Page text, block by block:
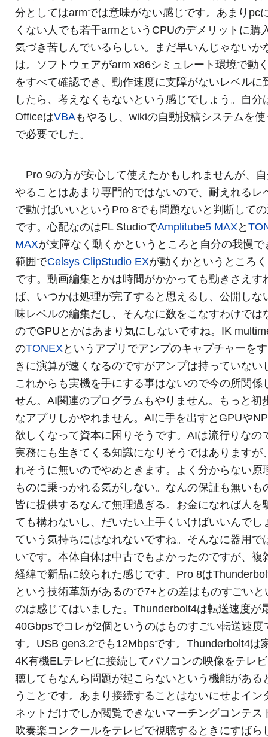
分としてはarmでは意味がない感じです。あまりpc
くない人でも若干armというCPUのデメリットに購
気づき苦しんでいるらしい。まだ早いんじゃないか
は。ソフトウェアがarm x86シミュレート環境で動
をすべて確認でき、動作速度に支障がないレベルに
したら、考えなくもないという感じでしょう。自分
OfficeはVBAもやるし、wikiの自動投稿システムを
で必要でした。
Pro 9の方が安心して使えたかもしれませんが、
やることはあまり専門的ではないので、耐えれるレ
で動けばいいというPro 8でも問題ないと判断して
です。心配なのはFL StudioでAmplitube5 MAXと
MAXが支障なく動くかというところと自分の我慢で
範囲でCelsys ClipStudio EXが動くかというところ
です。動画編集とかは時間がかかっても動きさえす
ば、いつかは処理が完了すると思えるし、公開しな
味レベルの編集だし、そんなに数をこなすわけでは
のでGPUとかはあまり気にしないですね。IK
のTONEXというアプリでアンプのキャプチャーを
きに演算が速くなるのですがアンプは持っていない
これからも実機を手にする事はないので今の所関係
せん。AI関連のプログラムもやりません。もっと初
なアプリしかやれません。AIに手を出すとGPUや
欲しくなって資本に困りそうです。AIは流行りなの
実務にも生きてくる知識になりそうではありますが
れそうに無いのでやめときます。よく分からない原
ものに乗っかれる気がしない。なんの保証も無いも
皆に提供するなんて無理過ぎる。お金になれば人を
ても構わないし、だいたい上手くいけばいいんでし
ていう気持ちにはなれないですね。そんなに器用で
いです。本体自体は中古でもよかったのですが、複
経緯で新品に絞られた感じです。Pro 8は
という技術革新があるので7+との差はものすごいと
のは感じてはいました。Thunderbolt4は転送速度が
40Gbpsでコレが2個というのはものすごい転送速度
す。USB gen3.2でも12Mbpsです。Thunderbolt4は
4K有機ELテレビに接続してパソコンの映像をテレ
聴してもなんら問題が起こらないという機能がある
うことです。あまり接続することはないにせよイン
ネットだけでしか閲覧できないマーチングコンテス
吹奏楽コンクールをテレビで視聴するときにすばら